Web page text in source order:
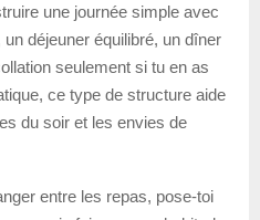
une journée simple avec
déjeuner équilibré, un dîner
seulement si tu en as
ce type de structure aide
du soir et les envies de
entre les repas, pose-toi